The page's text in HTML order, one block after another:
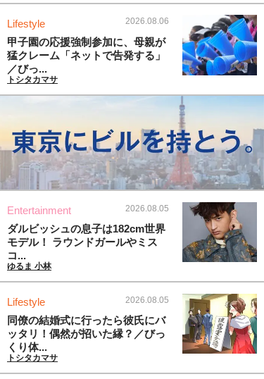
Lifestyle 2026.08.06
甲子園の応援強制参加に、母親が
猛クレーム「ネットで告発する」
／びっ...
トシタカマサ
Entertainment 2026.08.05
ダルビッシュの息子は182cm世界
モデル！ ラウンドガールやミス
コ...
ゆるま 小林
Lifestyle 2026.08.05
同僚の結婚式に行ったら彼氏にバ
ッタリ！偶然が招いた縁？／びっ
くり体...
トシタカマサ